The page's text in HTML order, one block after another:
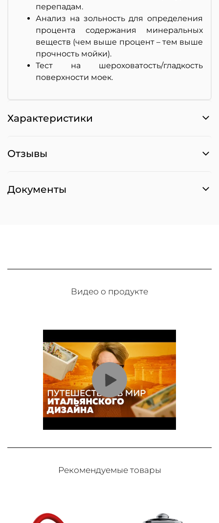
перепадам.
Анализ на зольность для определения
процента содержания минеральных
веществ (чем выше процент – тем выше
прочность мойки).
Тест на шероховатость/гладкость
поверхности моек.
Характеристики
Отзывы
Документы
Видео о продукте
Рекомендуемые товары